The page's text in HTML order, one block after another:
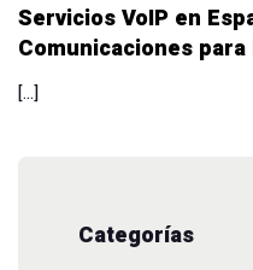
Servicios VoIP en
Comunicaciones
[…]
Categorías